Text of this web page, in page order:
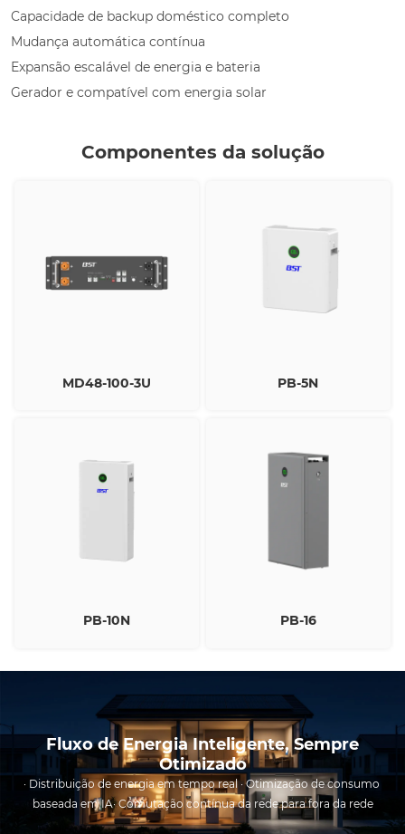
Capacidade de backup doméstico completo
Mudança automática contínua
Expansão escalável de energia e bateria
Gerador e compatível com energia solar
Componentes da solução
MD48-100-3U PB-5N
PB-10N PB-16
Fluxo de Energia Inteligente, Sempre
Otimizado
· Distribuição de energia em tempo real · Otimização de consumo
baseada em IA· Comutação contínua da rede para fora da rede